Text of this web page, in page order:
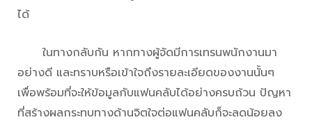
ได้
ในทางกลับกัน หากทางผู้จัดมีการเทรนพนักงานมา
อย่างดี และทราบหรือเข้าใจถึงรายละเอียดของงานนั้นๆ
เพื่อพร้อมที่จะให้ข้อมูลกับแฟนคลับได้อย่างครบถ้วน ปัญหา
ที่สร้างผลกระทบทางด้านจิตใจต่อแฟนคลับก็จะลดน้อยลง